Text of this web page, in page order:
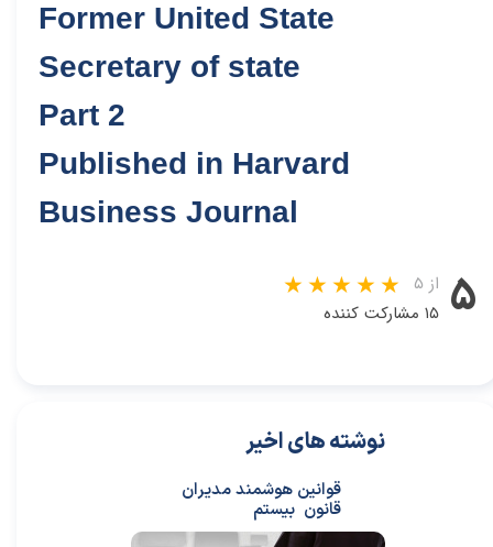
Former United State
Secretary of state
Part 2
Published in Harvard
Business Journal
۵ از ۵
۱۵ مشارکت کننده
قوانین هوشمند مدیران
قانون بیستم
نوشته های اخیر